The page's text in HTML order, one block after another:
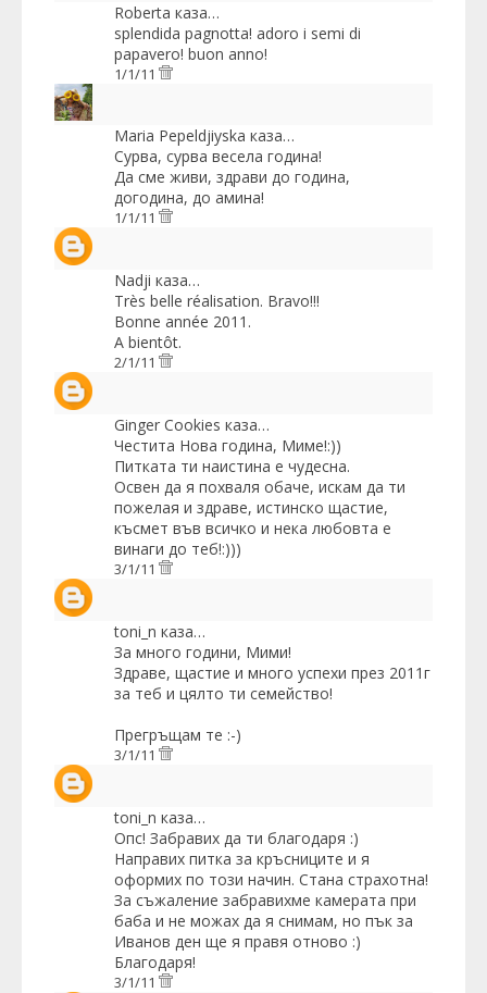
Roberta каза…
splendida pagnotta! adoro i semi di
papavero! buon anno!
1/1/11
Maria Pepeldjiyska каза…
Сурва, сурва весела година!
Да сме живи, здрави до година,
догодина, до амина!
1/1/11
Nadji каза…
Très belle réalisation. Bravo!!!
Bonne année 2011.
A bientôt.
2/1/11
Ginger Cookies каза…
Честита Нова година, Миме!:))
Питката ти наистина е чудесна.
Освен да я похваля обаче, искам да ти
пожелая и здраве, истинско щастие,
късмет във всичко и нека любовта е
винаги до теб!:)))
3/1/11
toni_n каза…
За много години, Мими!
Здраве, щастие и много успехи през 2011г
за теб и цялто ти семейство!
Прегръщам те :-)
3/1/11
toni_n каза…
Опс! Забравих да ти благодаря :)
Направих питка за кръсниците и я
оформих по този начин. Стана страхотна!
За съжаление забравихме камерата при
баба и не можах да я снимам, но пък за
Иванов ден ще я правя отново :)
Благодаря!
3/1/11